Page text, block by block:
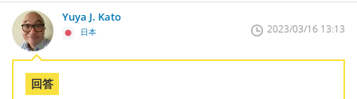
Yuya J. Kato
日本 2023/03/16 13:13
回答